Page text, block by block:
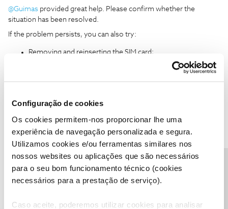
Configuração de cookies
Os cookies permitem-nos proporcionar lhe uma
experiência de navegação personalizada e segura.
Utilizamos cookies e/ou ferramentas similares nos
nossos websites ou aplicações que são necessários
para o seu bom funcionamento técnico (cookies
necessários para a prestação de serviço).
Caso aceite, poderemos utilizar cookies para analisar
@Guimas provided great help. Please confirm whether the
situation has been resolved.
If the problem persists, you can also try:
Removing and reinserting the SIM card;
Testing the SIM card in another phone (if possible);
Trying the connection in a different area, if you can.
Thank you.
Ajude a comunidade a encontrar informação relevante. Marque
como "Melhor Resposta" e faça "Like" nos melhores comentários.
Siga os perfis da moderação, através da opção "Seguir", para estar
sempre a par das últimas novidades.